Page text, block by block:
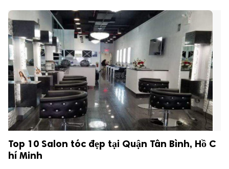
Top 10 Salon tóc đẹp tại Quận Tân Bình, Hồ C
hí Minh